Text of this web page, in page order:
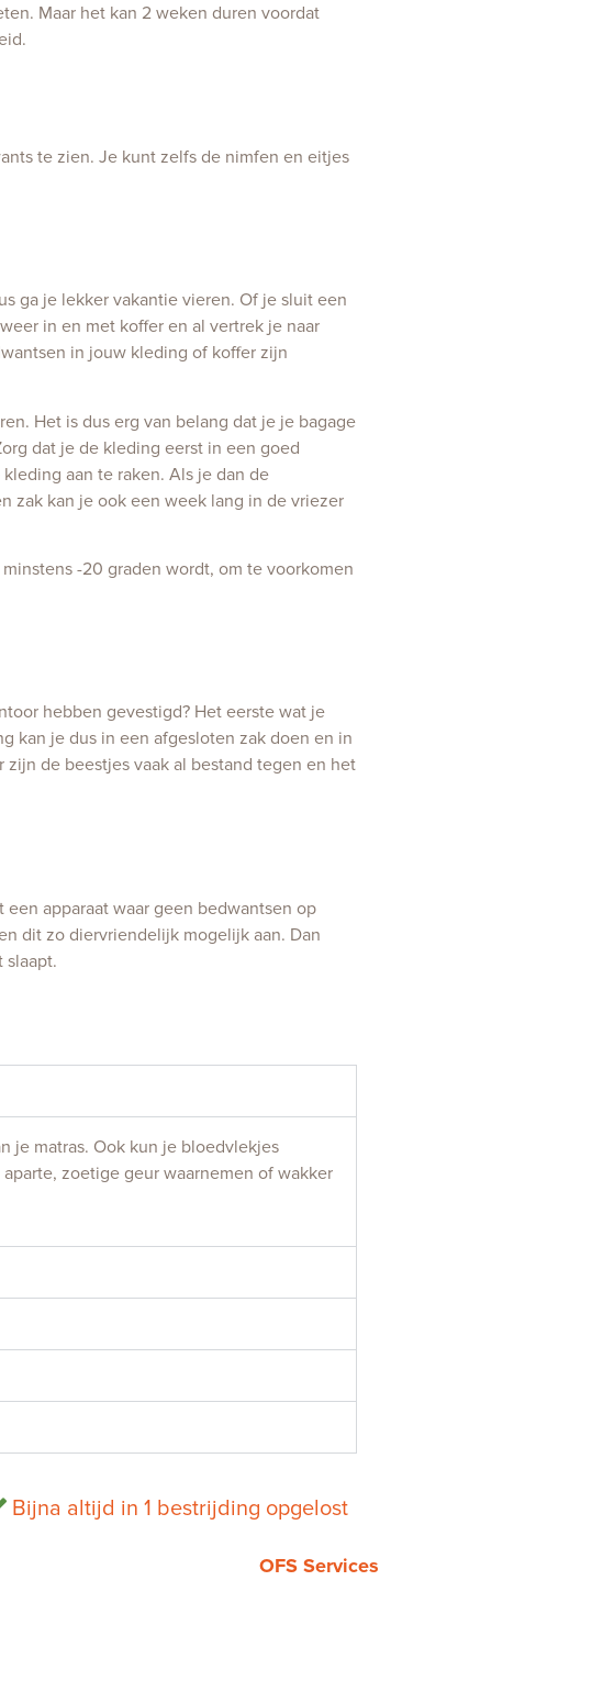
Maar het kan 2 weken duren voordat
te zien. Je kunt zelfs de nimfen en eitjes
ga je lekker vakantie vieren. Of je sluit een
in en met koffer en al vertrek je naar
in jouw kleding of koffer zijn
Het is dus erg van belang dat je je bagage
dat je de kleding eerst in een goed
aan te raken. Als je dan de
zak kan je ook een week lang in de vriezer
-20 graden wordt, om te voorkomen
hebben gevestigd? Het eerste wat je
kan je dus in een afgesloten zak doen en in
de beestjes vaak al bestand tegen en het
een apparaat waar geen bedwantsen op
dit zo diervriendelijk mogelijk aan. Dan
slaapt.
je matras. Ook kun je bloedvlekjes
zoetige geur waarnemen of wakker
Bijna altijd in 1 bestrijding opgelost
OFS Services